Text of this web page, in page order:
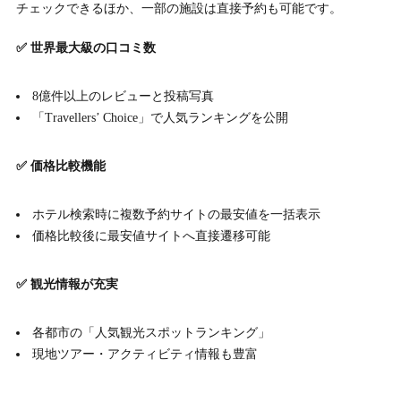
チェックできるほか、一部の施設は直接予約も可能です。
✅ 世界最大級の口コミ数
8億件以上のレビューと投稿写真
「Travellers’ Choice」で人気ランキングを公開
✅ 価格比較機能
ホテル検索時に複数予約サイトの最安値を一括表示
価格比較後に最安値サイトへ直接遷移可能
✅ 観光情報が充実
各都市の「人気観光スポットランキング」
現地ツアー・アクティビティ情報も豊富